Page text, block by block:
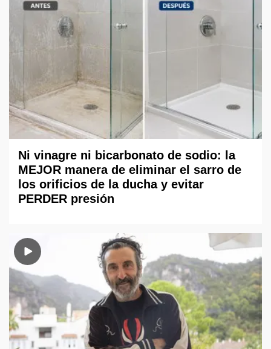
Ni vinagre ni bicarbonato de sodio: la
MEJOR manera de eliminar el sarro de
los orificios de la ducha y evitar
PERDER presión